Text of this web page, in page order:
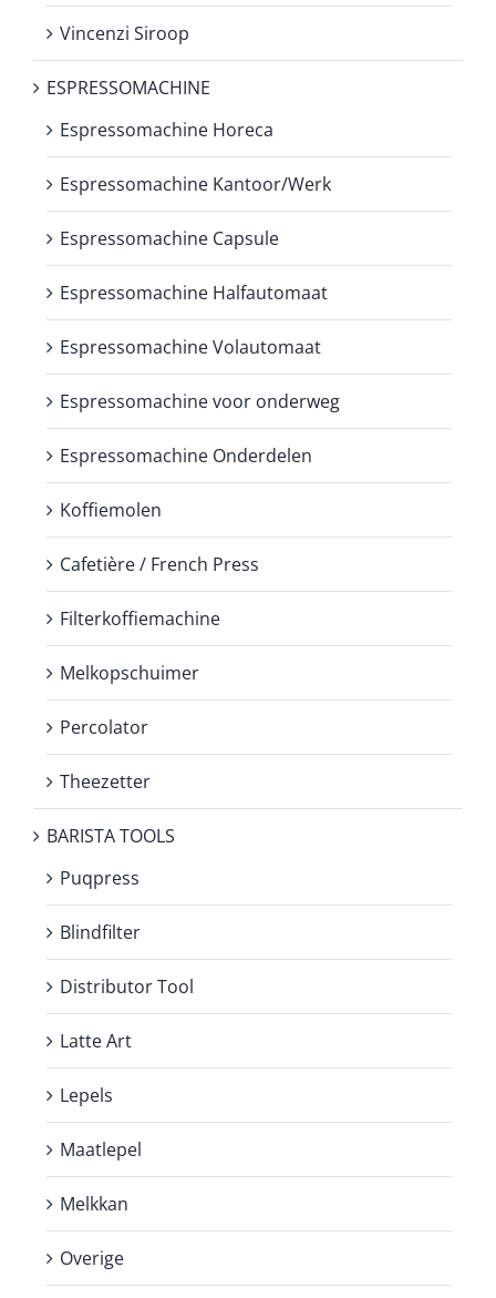
Vincenzi Siroop
ESPRESSOMACHINE
Espressomachine Horeca
Espressomachine Kantoor/Werk
Espressomachine Capsule
Espressomachine Halfautomaat
Espressomachine Volautomaat
Espressomachine voor onderweg
Espressomachine Onderdelen
Koffiemolen
Cafetière / French Press
Filterkoffiemachine
Melkopschuimer
Percolator
Theezetter
BARISTA TOOLS
Puqpress
Blindfilter
Distributor Tool
Latte Art
Lepels
Maatlepel
Melkkan
Overige